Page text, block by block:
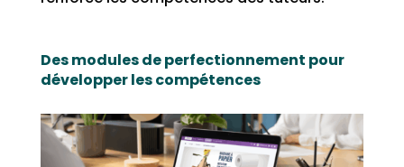
Des modules de perfectionnement pour
développer les compétences